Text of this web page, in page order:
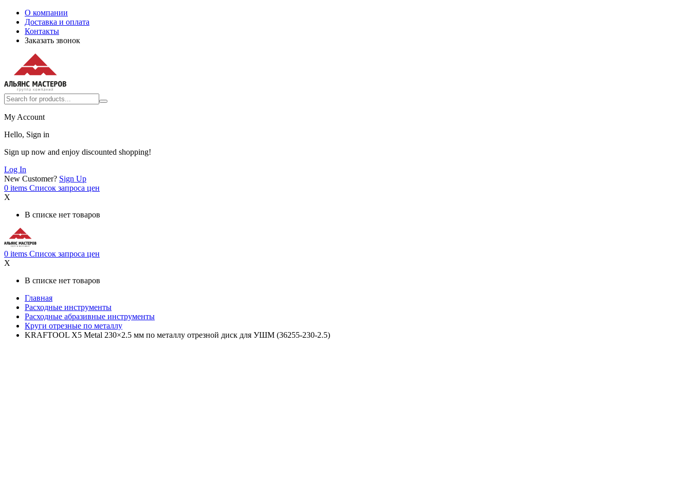
О компании
Доставка и оплата
Контакты
Заказать звонок
My Account
Hello, Sign in
Sign up now and enjoy discounted shopping!
Log In
New Customer? Sign Up
0 items Список запроса цен
X
В списке нет товаров
0 items Список запроса цен
X
В списке нет товаров
Главная
Расходные инструменты
Расходные абразивные инструменты
Круги отрезные по металлу
KRAFTOOL X5 Metal 230×2.5 мм по металлу отрезной диск для УШМ (36255-230-2.5)